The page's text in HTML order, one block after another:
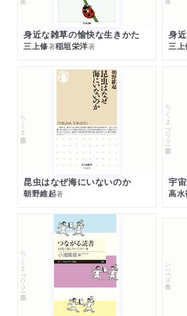
身近な雑草の愉快な生きかた
三上修著稲垣栄洋著
身
三上
ちくま新書
昆虫はなぜ海にいないのか
朝野維起著
ちくまプリマー新書
宇
高
ちくまプリマー新書 シリーズ・全集